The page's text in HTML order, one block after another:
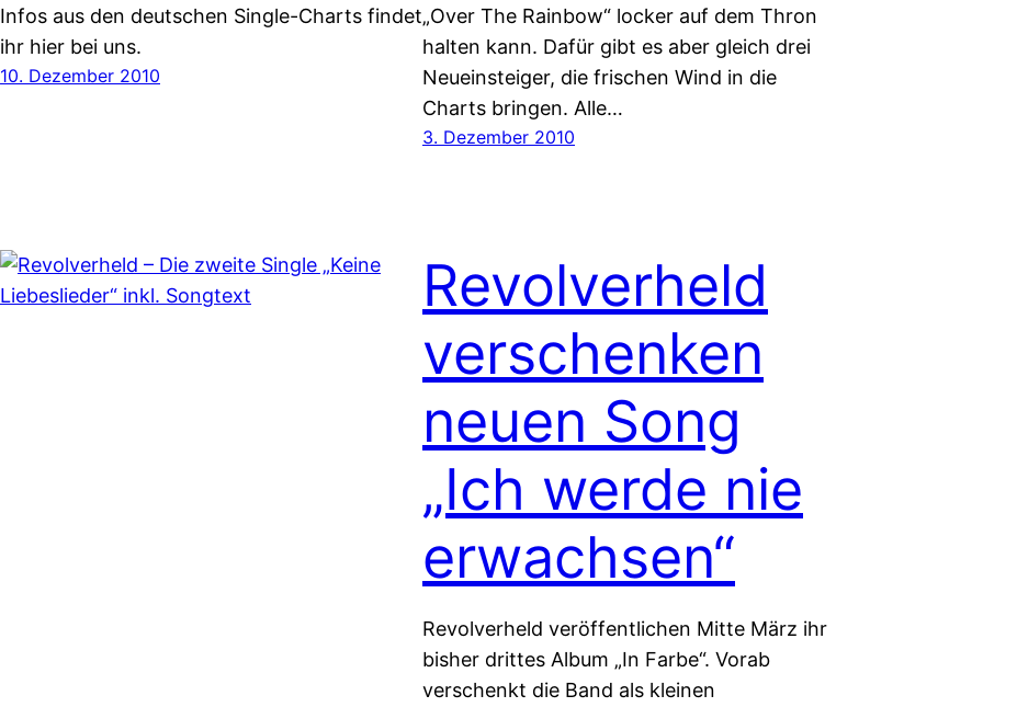
Infos aus den deutschen Single-Charts findet
ihr hier bei uns.
10. Dezember 2010
„Over The Rainbow“ locker auf dem Thron
halten kann. Dafür gibt es aber gleich drei
Neueinsteiger, die frischen Wind in die
Charts bringen. Alle…
3. Dezember 2010
Revolverheld
verschenken
neuen Song
„Ich werde nie
erwachsen“
Revolverheld veröffentlichen Mitte März ihr
bisher drittes Album „In Farbe“. Vorab
verschenkt die Band als kleinen